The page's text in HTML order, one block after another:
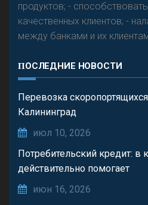
продуктов; -
качественных клиентов; -
между банками и их
ПОСЛЕДНИЕ НОВОСТИ
Перевозка
Калининград
июл 10, 2026
Потребительский кредит: в
действительно помогает
июн 16, 2026